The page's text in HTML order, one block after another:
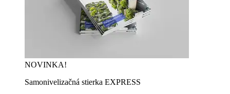
NOVINKA!
Samonivelizačná stierka EXPRESS